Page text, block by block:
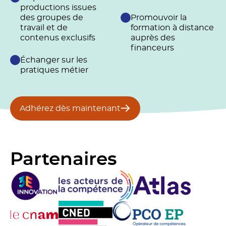
productions issues
des groupes de
travail et de
contenus exclusifs
Échanger sur les
pratiques métier
Promouvoir la
formation à distance
auprès des
financeurs
Adhérez dès maintenant
Partenaires